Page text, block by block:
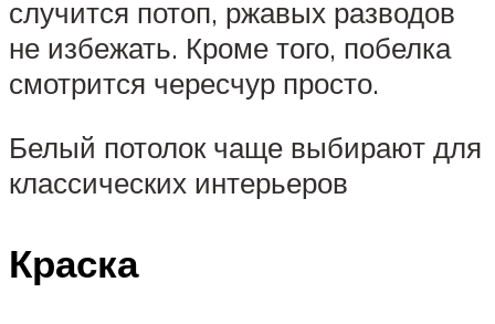
случится потоп, ржавых разводов
не избежать. Кроме того, побелка
смотрится чересчур просто.
Белый потолок чаще выбирают для
классических интерьеров
Краска